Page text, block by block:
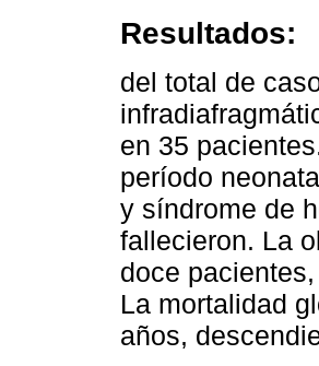
Resultados:
del total de
en 35
período
y síndrome de
fallecieron. La
doce
La mortalidad
años,